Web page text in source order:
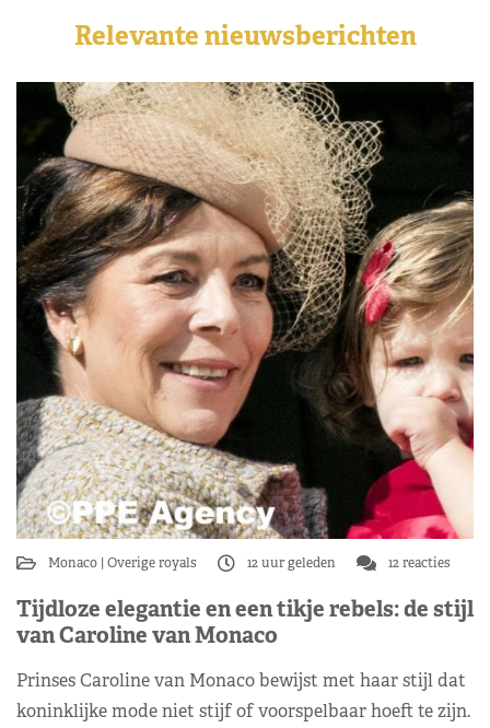
Relevante nieuwsberichten
Monaco Overige royals 12 uur geleden 12 reacties
Tijdloze elegantie en een tikje rebels: de stijl
van Caroline van Monaco
Prinses Caroline van Monaco bewijst met haar stijl dat
koninklijke mode niet stijf of voorspelbaar hoeft te zijn.